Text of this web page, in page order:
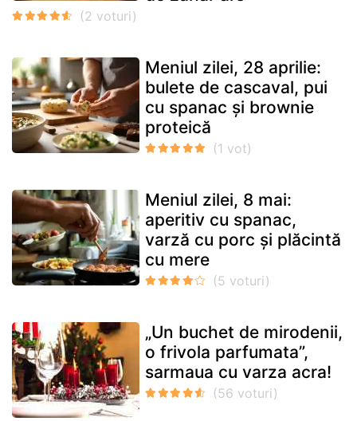
Meniul zilei, 28 aprilie:
bulete de cascaval, pui
cu spanac și brownie
proteică
Meniul zilei, 8 mai:
aperitiv cu spanac,
varză cu porc și plăcintă
cu mere
„Un buchet de mirodenii,
o frivola parfumata”,
sarmaua cu varza acra!